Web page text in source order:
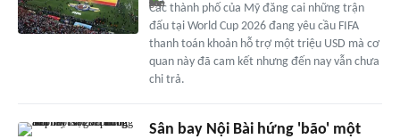
Các thành phố của Mỹ đăng cai những trận
đấu tại World Cup 2026 đang yêu cầu FIFA
thanh toán khoản hỗ trợ một triệu USD mà cơ
quan này đã cam kết nhưng đến nay vẫn chưa
chi trả.
Sân bay Nội Bài hứng 'bão' một